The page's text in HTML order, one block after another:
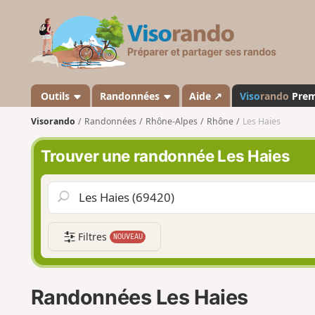
s
a
n
d
o
Outils Randonnées Aide ↗ Visorando
Visorando Randonnées Rhône-Alpes Rhône Les Haies
Trouver une randonnée Les Haies
Filtres NOUVEAU
Randonnées Les Haies